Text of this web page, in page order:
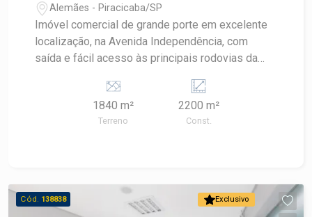
Alemães - Piracicaba/SP
Imóvel comercial de grande porte em excelente
localização, na Avenida Independência, com
saída e fácil acesso às principais rodovias da
serviços. As instalações especiais á finalidade e
funcionamento da estrutura organizacional
vigente, seguem rigorosamente as normas da
construída; - Elevadores social e para maca; -
Estacionamento público com 15 vagas; - Mais de
1840 m²
Terreno
2200 m²
Const.
Exclusivo
Cód. 138838